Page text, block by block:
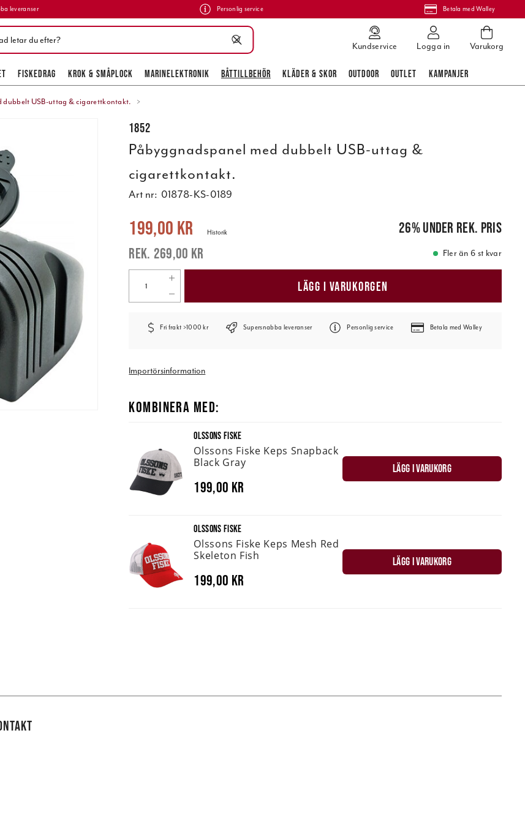
leveranser Personlig service Betala med Walley
Kundservice Logga in Varukorg
FISKEDRAG KROK & SMÅPLOCK MARINELEKTRONIK BÅTTILLBEHÖR KLÄDER & SKOR OUTDOOR OUTLET KAMPANJER
dubbelt USB-uttag & cigarettkontakt.
1852
Påbyggnadspanel med dubbelt USB-uttag &
cigarettkontakt.
Art nr: 01878-KS-0189
Nuvarande pris:199,00 kr
199,00 kr
269,00 kr
Historik 26%under rek. pris
Fler än 6 st kvar
LÄGG I VARUKORGEN
Fri frakt >1000 kr Supersnabba leveranser Personlig service Betala med Walley
Importörsinformation
KOMBINERA MED:
OLSSONS FISKE
Olssons Fiske Keps Snapback
Black Gray
199,00 kr
LÄGG I VARUKORG
OLSSONS FISKE
Olssons Fiske Keps Mesh Red
Skeleton Fish
199,00 kr
LÄGG I VARUKORG